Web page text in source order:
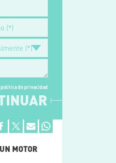
política de privacidad
MOTOR